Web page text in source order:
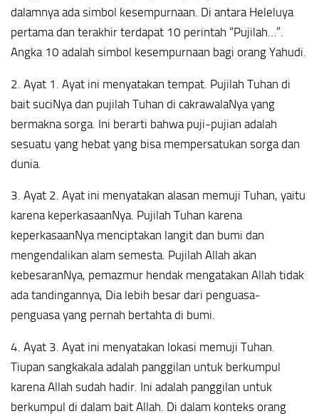
dalamnya ada simbol kesempurnaan. Di antara Heleluya
pertama dan terakhir terdapat 10 perintah “Pujilah…”.
Angka 10 adalah simbol kesempurnaan bagi orang Yahudi.
2. Ayat 1. Ayat ini menyatakan tempat. Pujilah Tuhan di
bait suciNya dan pujilah Tuhan di cakrawalaNya yang
bermakna sorga. Ini berarti bahwa puji-pujian adalah
sesuatu yang hebat yang bisa mempersatukan sorga dan
dunia.
3. Ayat 2. Ayat ini menyatakan alasan memuji Tuhan, yaitu
karena keperkasaanNya. Pujilah Tuhan karena
keperkasaanNya menciptakan langit dan bumi dan
mengendalikan alam semesta. Pujilah Allah akan
kebesaranNya, pemazmur hendak mengatakan Allah tidak
ada tandingannya, Dia lebih besar dari penguasa-
penguasa yang pernah bertahta di bumi.
4. Ayat 3. Ayat ini menyatakan lokasi memuji Tuhan.
Tiupan sangkakala adalah panggilan untuk berkumpul
karena Allah sudah hadir. Ini adalah panggilan untuk
berkumpul di dalam bait Allah. Di dalam konteks orang